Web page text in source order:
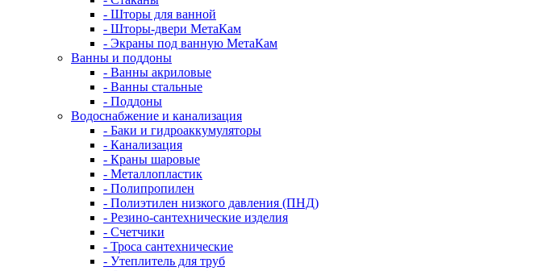
- Шторы для ванной
- Шторы-двери МетаКам
- Экраны под ванную МетаКам
Ванны и поддоны
- Ванны акриловые
- Ванны стальные
- Поддоны
Водоснабжение и канализация
- Баки и гидроаккумуляторы
- Канализация
- Краны шаровые
- Металлопластик
- Полипропилен
- Полиэтилен низкого давления (ПНД)
- Резино-сантехнические изделия
- Счетчики
- Троса сантехнические
- Утеплитель для труб